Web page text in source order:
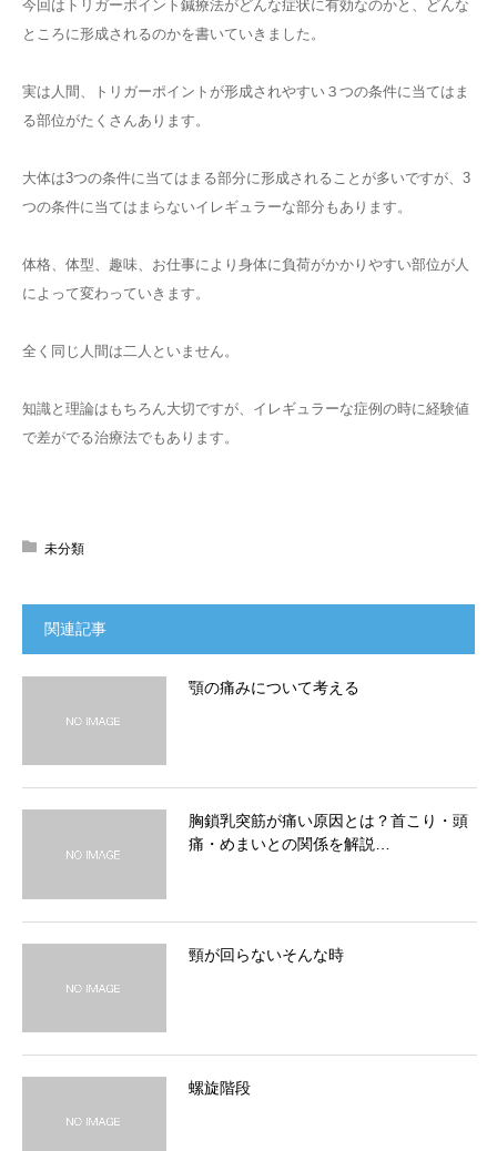
今回はトリガーポイント鍼療法がどんな症状に有効なのかと、どんな
ところに形成されるのかを書いていきました。
実は人間、トリガーポイントが形成されやすい３つの条件に当てはま
る部位がたくさんあります。
大体は3つの条件に当てはまる部分に形成されることが多いですが、3
つの条件に当てはまらないイレギュラーな部分もあります。
体格、体型、趣味、お仕事により身体に負荷がかかりやすい部位が人
によって変わっていきます。
全く同じ人間は二人といません。
知識と理論はもちろん大切ですが、イレギュラーな症例の時に経験値
で差がでる治療法でもあります。
未分類
関連記事
顎の痛みについて考える
胸鎖乳突筋が痛い原因とは？首こり・頭
痛・めまいとの関係を解説…
頸が回らないそんな時
螺旋階段